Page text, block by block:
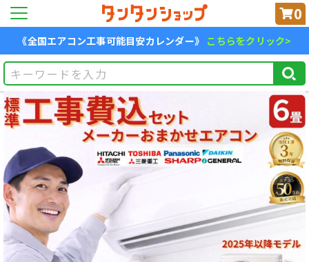
0
《全国エアコン工事可能目安カレンダー》 こちらをクリック>